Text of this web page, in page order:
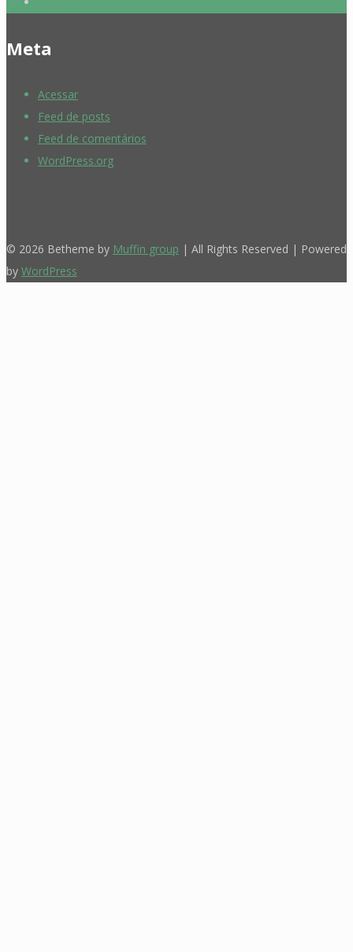
Meta
Acessar
Feed de posts
Feed de comentários
WordPress.org
© 2026 Betheme by Muffin group | All Rights Reserved | Powered
by WordPress